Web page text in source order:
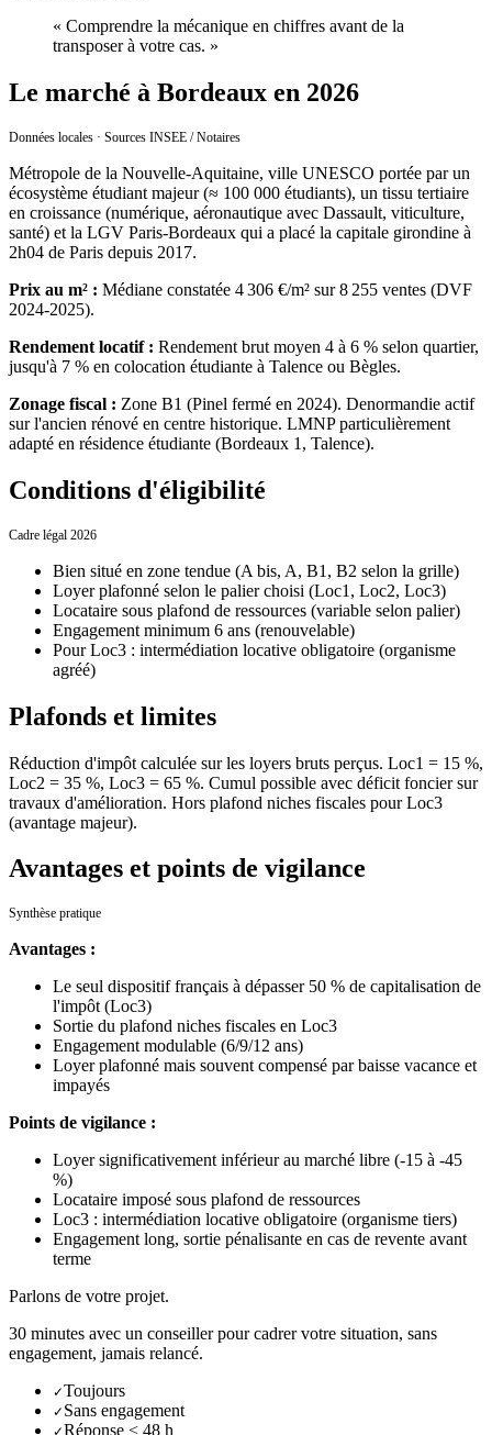
« Comprendre la mécanique en chiffres avant de la
transposer à votre cas. »
Le marché à Bordeaux en 2026
Données locales · Sources INSEE / Notaires
Métropole de la Nouvelle-Aquitaine, ville UNESCO portée par un
écosystème étudiant majeur (≈ 100 000 étudiants), un tissu tertiaire
en croissance (numérique, aéronautique avec Dassault, viticulture,
santé) et la LGV Paris-Bordeaux qui a placé la capitale girondine à
2h04 de Paris depuis 2017.
Prix au m² : Médiane constatée 4 306 €/m² sur 8 255 ventes (DVF
2024-2025).
Rendement locatif : Rendement brut moyen 4 à 6 % selon quartier,
jusqu'à 7 % en colocation étudiante à Talence ou Bègles.
Zonage fiscal : Zone B1 (Pinel fermé en 2024). Denormandie actif
sur l'ancien rénové en centre historique. LMNP particulièrement
adapté en résidence étudiante (Bordeaux 1, Talence).
Conditions d'éligibilité
Cadre légal 2026
Bien situé en zone tendue (A bis, A, B1, B2 selon la grille)
Loyer plafonné selon le palier choisi (Loc1, Loc2, Loc3)
Locataire sous plafond de ressources (variable selon palier)
Engagement minimum 6 ans (renouvelable)
Pour Loc3 : intermédiation locative obligatoire (organisme
agréé)
Plafonds et limites
Réduction d'impôt calculée sur les loyers bruts perçus. Loc1 = 15 %,
Loc2 = 35 %, Loc3 = 65 %. Cumul possible avec déficit foncier sur
travaux d'amélioration. Hors plafond niches fiscales pour Loc3
(avantage majeur).
Avantages et points de vigilance
Synthèse pratique
Avantages :
Le seul dispositif français à dépasser 50 % de capitalisation de
l'impôt (Loc3)
Sortie du plafond niches fiscales en Loc3
Engagement modulable (6/9/12 ans)
Loyer plafonné mais souvent compensé par baisse vacance et
impayés
Points de vigilance :
Loyer significativement inférieur au marché libre (-15 à -45
%)
Locataire imposé sous plafond de ressources
Loc3 : intermédiation locative obligatoire (organisme tiers)
Engagement long, sortie pénalisante en cas de revente avant
terme
Parlons de votre projet.
30 minutes avec un conseiller pour cadrer votre situation, sans
engagement, jamais relancé.
✓Toujours
✓ Sans engagement
Réponse < 48 h